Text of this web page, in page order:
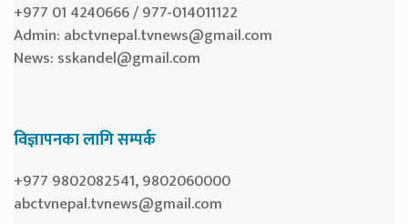
+977 01 4240666 / 977-014011122
Admin: abctvnepal.tvnews@gmail.com
News: sskandel@gmail.com
विज्ञापनका लागि सम्पर्क
+977 9802082541, 9802060000
abctvnepal.tvnews@gmail.com